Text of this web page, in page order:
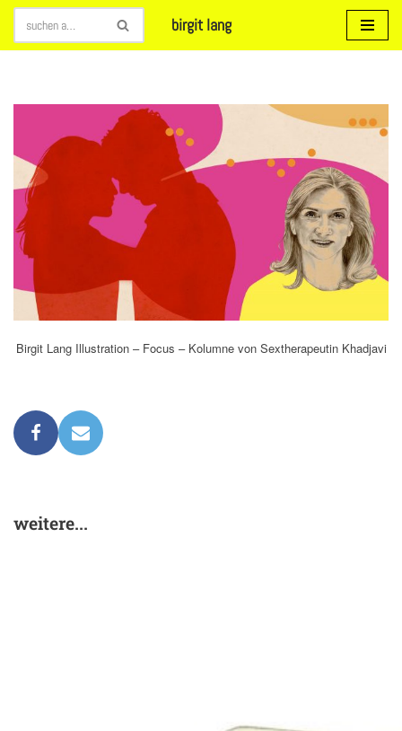
Zum
birgit lang
Birgit Lang Illustration – Focus – Kolumne von Sextherapeutin Khadjavi
weitere...